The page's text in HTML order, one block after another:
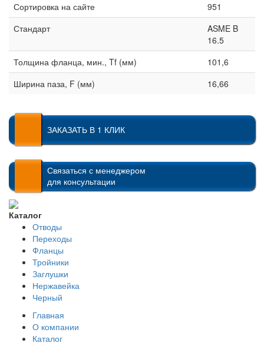
Сортировка на сайте
951
Стандарт
ASME B
16.5
Толщина фланца, мин., Tf (мм)
101,6
Ширина паза, F (мм)
16,66
ЗАКАЗАТЬ В 1 КЛИК
Связаться с менеджером
для консультации
Каталог
Отводы
Переходы
Фланцы
Тройники
Заглушки
Нержавейка
Черный
Главная
О компании
Каталог